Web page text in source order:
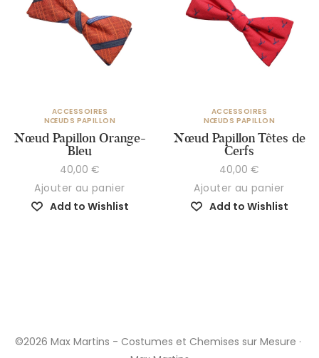
ACCESSOIRES
NŒUDS PAPILLON
Nœud Papillon Orange-
Bleu
40,00 €
Ajouter au panier
Add to Wishlist
ACCESSOIRES
NŒUDS PAPILLON
Nœud Papillon Têtes de
Cerfs
40,00 €
Ajouter au panier
Add to Wishlist
©2026 Max Martins - Costumes et Chemises sur Mesure ·